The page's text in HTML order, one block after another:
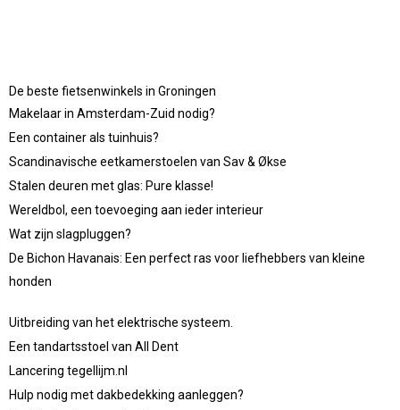
De beste fietsenwinkels in Groningen
Makelaar in Amsterdam-Zuid nodig?
Een container als tuinhuis?
Scandinavische eetkamerstoelen van Sav & Økse
Stalen deuren met glas: Pure klasse!
Wereldbol, een toevoeging aan ieder interieur
Wat zijn slagpluggen?
De Bichon Havanais: Een perfect ras voor liefhebbers van kleine
honden
Uitbreiding van het elektrische systeem.
Een tandartsstoel van All Dent
Lancering tegellijm.nl
Hulp nodig met dakbedekking aanleggen?